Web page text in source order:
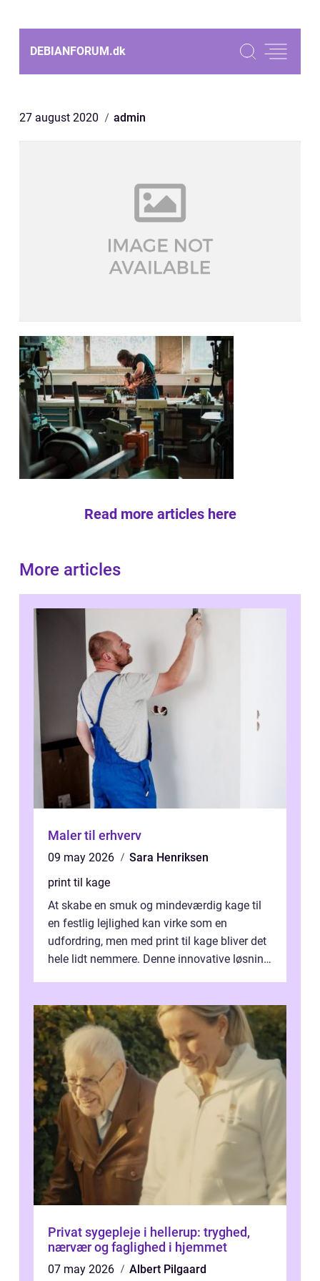
DEBIANFORUM.dk
27 august 2020 admin
Read more articles here
More articles
Maler til erhverv
09 may 2026
Sara Henriksen
print til kage
At skabe en smuk og mindeværdig kage til
en festlig lejlighed kan virke som en
udfordring, men med print til kage bliver det
hele lidt nemmere. Denne innovative løsning
Privat sygepleje i hellerup: tryghed,
nærvær og faglighed i hjemmet
07 may 2026 Albert Pilgaard